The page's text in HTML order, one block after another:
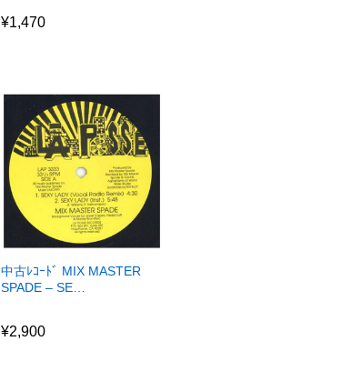
¥1,470
中古ﾚｺｰﾄﾞ MIX MASTER
SPADE – SE…
¥2,900